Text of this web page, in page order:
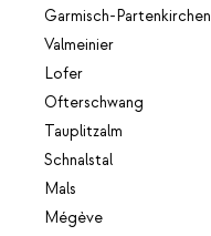
Garmisch-Partenkirchen
Valmeinier
Lofer
Ofterschwang
Tauplitzalm
Schnalstal
Mals
Mégève